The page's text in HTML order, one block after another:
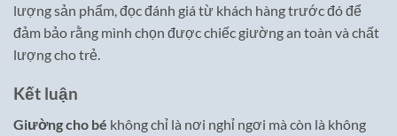
lượng sản phẩm, đọc đánh giá từ khách hàng trước đó để
đảm bảo rằng mình chọn được chiếc giường an toàn và chất
lượng cho trẻ.
Kết luận
Giường cho bé không chỉ là nơi nghỉ ngơi mà còn là không